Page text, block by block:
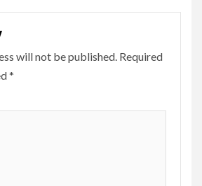
will not be published. Required
*